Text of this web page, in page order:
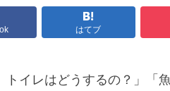
はてブ
トイレはどうするの？」「